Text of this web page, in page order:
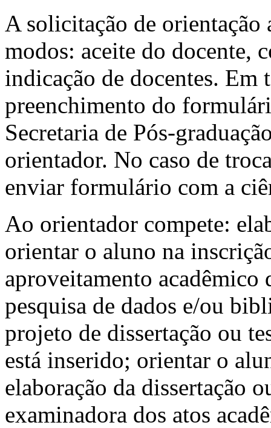
A solicitação de orientação
modos: aceite do docente,
indicação de docentes. Em
preenchimento do
Secretaria de Pós-
orientador. No caso de
enviar formulário com a
Ao orientador compete:
orientar o aluno na
aproveitamento
pesquisa de dados e/ou
projeto de dissertação ou
está inserido; orientar o
elaboração da dissertação
examinadora dos atos